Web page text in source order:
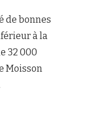
de bonnes
à la
32 000
Moisson